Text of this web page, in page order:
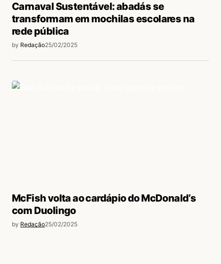
Carnaval Sustentável: abadás se
transformam em mochilas escolares na
rede pública
by Redação25/02/2025
McFish volta ao cardápio do McDonald’s
com Duolingo
by Redação25/02/2025